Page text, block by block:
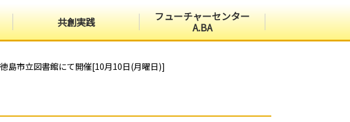
共創実践 フューチャーセンター
A.BA
島市立図書館にて開催[10月10日(月曜日)]